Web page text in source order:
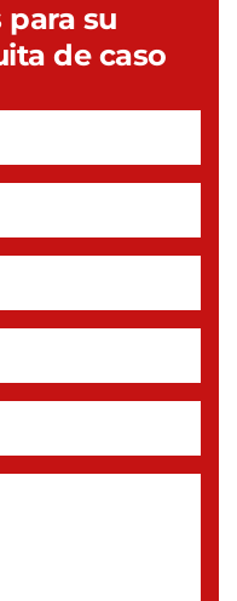
su
de caso